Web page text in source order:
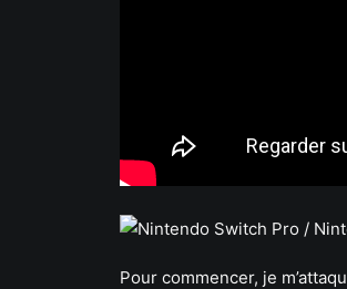
Pour commencer, je